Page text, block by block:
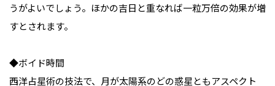
うがよいでしょう。ほかの吉日と重なれば一粒万倍の効果が増
すとされます。
◆ボイド時間
西洋占星術の技法で、月が太陽系のどの惑星ともアスペクト